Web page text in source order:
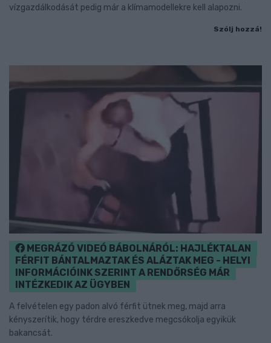
vízgazdálkodását pedig már a klímamodellekre kell alapozni.
Szólj hozzá!
MEGRÁZÓ VIDEÓ BÁBOLNÁRÓL: HAJLÉKTALAN
FÉRFIT BÁNTALMAZTAK ÉS ALÁZTAK MEG - HELYI
INFORMÁCIÓINK SZERINT A RENDŐRSÉG MÁR
INTÉZKEDIK AZ ÜGYBEN
A felvételen egy padon alvó férfit ütnek meg, majd arra
kényszerítik, hogy térdre ereszkedve megcsókolja egyikük
bakancsát.